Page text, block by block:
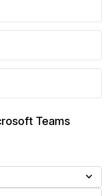
Teams
expand_more